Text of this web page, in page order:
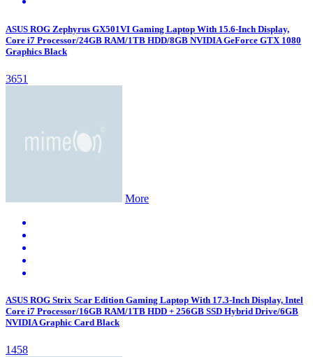
ASUS ROG Zephyrus GX501VI Gaming Laptop With 15.6-Inch Display,
Core i7 Processor/24GB RAM/1TB HDD/8GB NVIDIA GeForce GTX 1080
Graphics Black
3651
More
ASUS ROG Strix Scar Edition Gaming Laptop With 17.3-Inch Display, Intel
Core i7 Processor/16GB RAM/1TB HDD + 256GB SSD Hybrid Drive/6GB
NVIDIA Graphic Card Black
1458